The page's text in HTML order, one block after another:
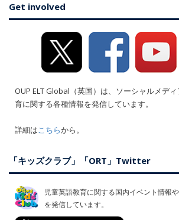
Get involved
OUP ELT Global（英国）は、ソーシャルメデ
育に関する各種情報を発信しています。
詳細はこちらから。
「キッズクラブ」「ORT」Twitter
児童英語教育に関する国内イベント情報
を発信しています。